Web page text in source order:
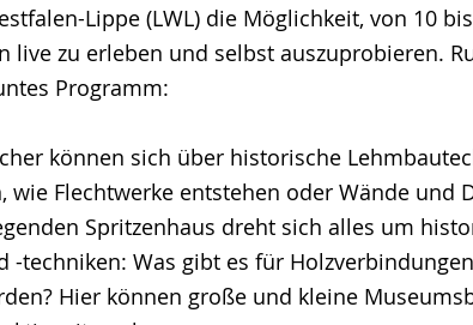
Lippe (LWL) die Möglichkeit, von 10
live zu erleben und selbst auszuprobieren.
Programm:
können sich über historische
Flechtwerke entstehen oder Wände und
Spritzenhaus dreht sich alles um
-techniken: Was gibt es für
Hier können große und kleine